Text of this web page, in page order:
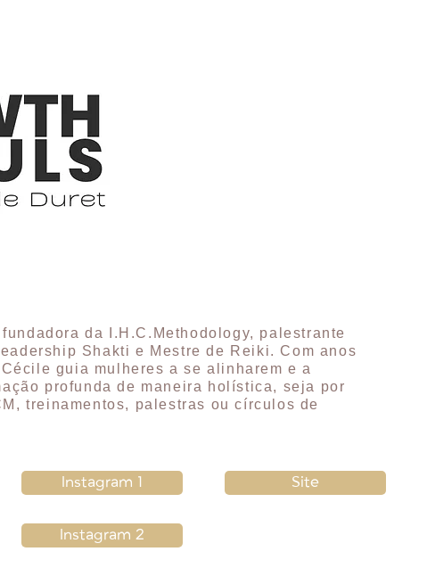
da I.H.C.Methodology, palestrante
Shakti e Mestre de Reiki. Com anos
guia mulheres a se alinharem e a
profunda de maneira holística, seja por
treinamentos, palestras ou círculos de
Instagram 1
Instagram 2
Site